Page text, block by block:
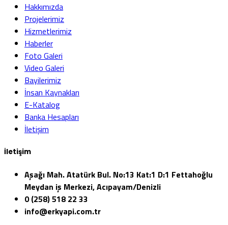
Hakkımızda
Projelerimiz
Hizmetlerimiz
Haberler
Foto Galeri
Video Galeri
Bayilerimiz
İnsan Kaynakları
E-Katalog
Banka Hesapları
İletişim
İletişim
Aşağı Mah. Atatürk Bul. No:13 Kat:1 D:1 Fettahoğlu
Meydan iş Merkezi, Acıpayam/Denizli
0 (258) 518 22 33
info@erkyapi.com.tr